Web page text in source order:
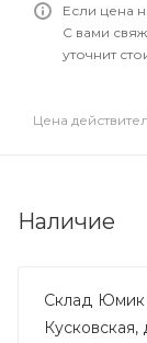
Если цена
С вами
уточнит
Цена
Наличие
Склад Юмик
Кусковская,